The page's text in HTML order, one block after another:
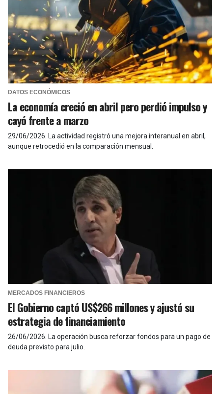
DATOS ECONÓMICOS
La economía creció en abril pero perdió impulso y
cayó frente a marzo
29/06/2026 La actividad registró una mejora interanual en abril,
aunque retrocedió en la comparación mensual.
MERCADOS FINANCIEROS
El Gobierno captó US$266 millones y ajustó su
estrategia de financiamiento
26/06/2026 La operación busca reforzar fondos para un pago de
deuda previsto para julio.